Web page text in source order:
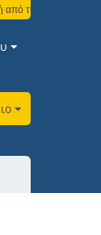
τη Δευτέρα 3